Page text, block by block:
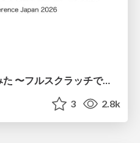
AWS CDK を「作」ってみた 〜フルスクラッチで見えた CDK の裏側〜 / aws-cdk-from-scratch
3 2.8k